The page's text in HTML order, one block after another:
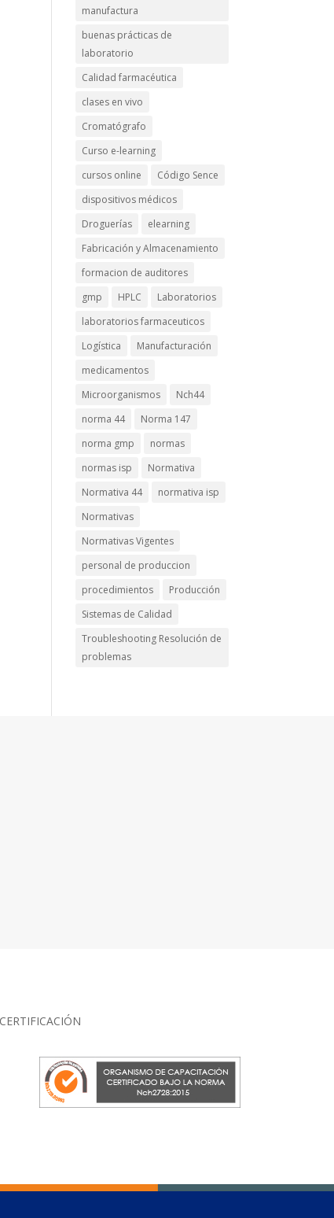
manufactura
buenas prácticas de
laboratorio
Calidad farmacéutica
clases en vivo
Cromatógrafo
Curso e-learning
cursos online
Código Sence
dispositivos médicos
Droguerías
elearning
Fabricación y Almacenamiento
formacion de auditores
gmp
HPLC
Laboratorios
laboratorios farmaceuticos
Logística
Manufacturación
medicamentos
Microorganismos
Nch44
norma 44
Norma 147
norma gmp
normas
normas isp
Normativa
Normativa 44
normativa isp
Normativas
Normativas Vigentes
personal de produccion
procedimientos
Producción
Sistemas de Calidad
Troubleshooting Resolución de
problemas
CERTIFICACIÓN